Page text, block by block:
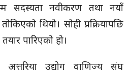
सदस्यता नवीकरण तथा नयाँ
थियो। सोही प्रक्रियापछि
पारिएको हो।
अत्तरिया उद्योग वाणिज्य संघ